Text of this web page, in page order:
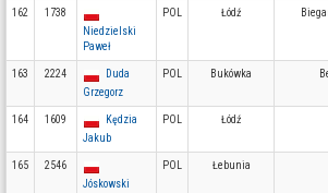
162
1738
Niedzielski
Paweł
POL Łódź
163 2224
Duda
Grzegorz
POL Bukówka
164 1609
Kędzia
Jakub
POL Łódź
165
2546
Jóskowski
POL Łebunia